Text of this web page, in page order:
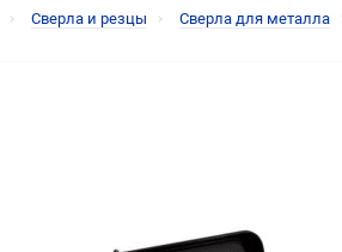
Сверла и резцы Сверла для металла